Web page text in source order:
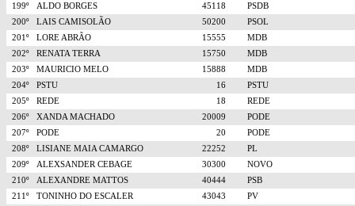
199º
ALDO BORGES 45118
PSDB
200º
LAIS CAMISOLÃO 50200
PSOL
201º
LORE ABRÃO 15555
MDB
202º
RENATA TERRA 15750
MDB
203º
MAURICIO MELO 15888
MDB
204º
PSTU 16
PSTU
205º
REDE 18
REDE
206º
XANDA MACHADO 20009
PODE
207º
PODE 20
PODE
208º
LISIANE MAIA CAMARGO 22252
PL
209º
ALEXSANDER CEBAGE 30300
NOVO
210º
ALEXANDRE MATTOS 40444
PSB
211º
TONINHO DO ESCALER 43043
PV